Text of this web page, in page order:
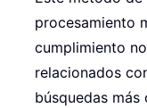
procesamiento
cumplimiento
relacionados
búsquedas